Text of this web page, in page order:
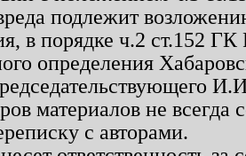
подлежит
в порядке ч.2 ст.152
определения
материалов не
с авторами.